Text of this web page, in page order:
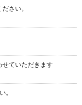
さい。
ていただきます
。